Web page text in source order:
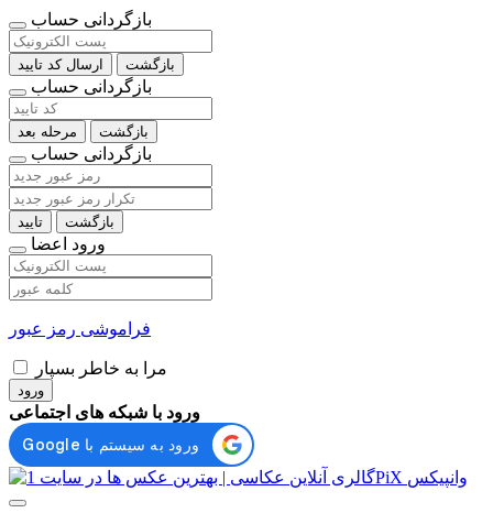
بازگردانی حساب
ارسال کد تایید بازگشت
بازگردانی حساب
مرحله بعد بازگشت
بازگردانی حساب
تایید بازگشت
ورود اعضا
فراموشی رمز عبور
مرا به خاطر بسپار
ورود
ورود با شبکه های اجتماعی